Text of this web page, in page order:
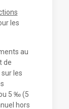
les
au
de
les
5 ‰ (5
hors